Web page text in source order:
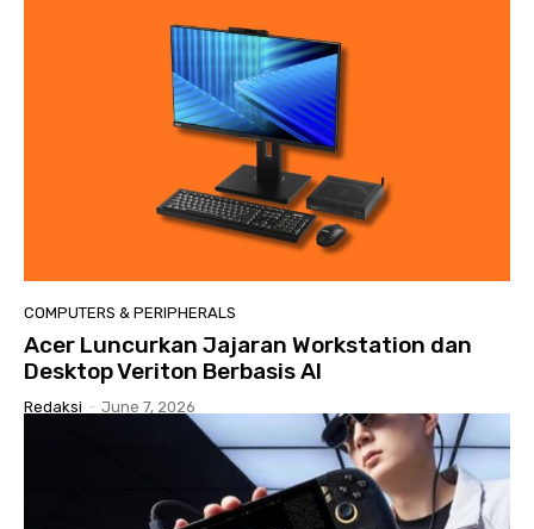
COMPUTERS & PERIPHERALS
Acer Luncurkan Jajaran Workstation dan
Desktop Veriton Berbasis AI
Redaksi - June 7, 2026